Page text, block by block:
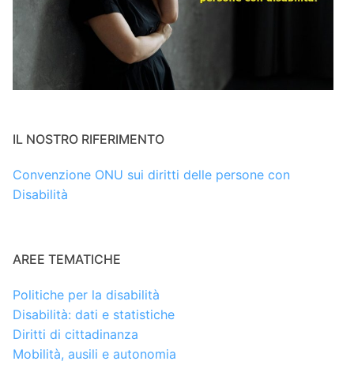
IL NOSTRO RIFERIMENTO
Convenzione ONU sui diritti delle persone con
Disabilità
AREE TEMATICHE
Politiche per la disabilità
Disabilità: dati e statistiche
Diritti di cittadinanza
Mobilità, ausili e autonomia